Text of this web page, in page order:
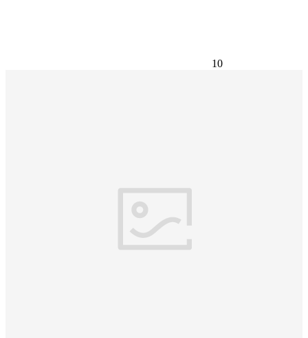
10